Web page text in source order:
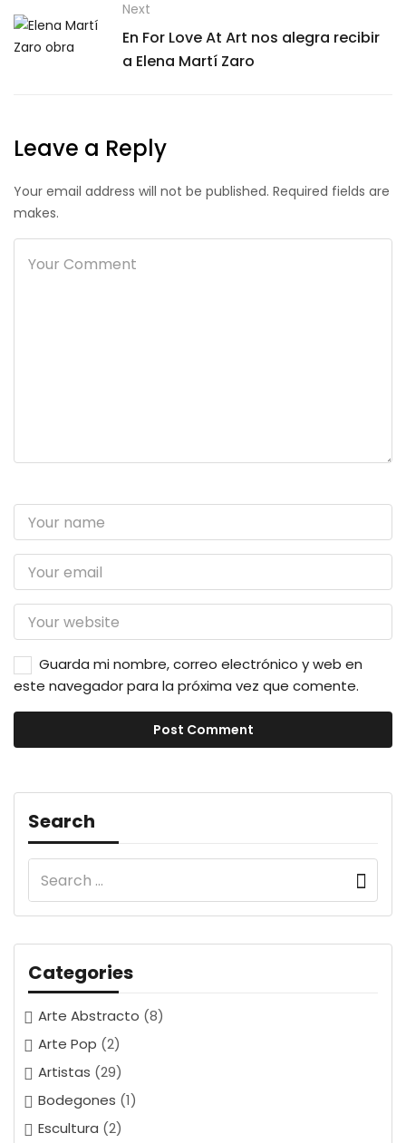
Search
Categories
Arte Abstracto (8)
Arte Pop (2)
Artistas (29)
Bodegones (1)
Escultura (2)
Next
En For Love At Art nos alegra recibir
a Elena Martí Zaro
Leave a Reply
Your email address will not be published. Required fields are
makes.
Guarda mi nombre, correo electrónico y web en
este navegador para la próxima vez que comente.